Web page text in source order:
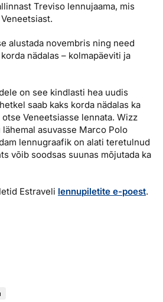
Platinum kaart...
teenus, tule
teenus
Treviso lennujaama, mis
alustada novembris ning need
nädalas – kolmapäeviti ja
on see kindlasti hea uudis
saab kaks korda nädalas ka
Veneetsiasse lennata. Wizz
asuvasse Marco Polo
lennugraafik on alati teretulnud
võib soodsas suunas mõjutada ka
Estraveli lennupiletite e-poest.